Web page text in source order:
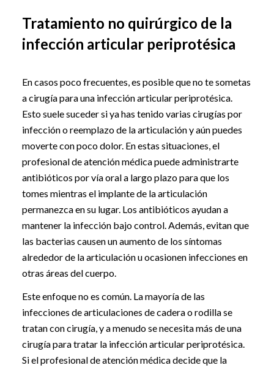
Tratamiento no quirúrgico de la
infección articular periprotésica
En casos poco frecuentes, es posible que no te sometas
a cirugía para una infección articular periprotésica.
Esto suele suceder si ya has tenido varias cirugías por
infección o reemplazo de la articulación y aún puedes
moverte con poco dolor. En estas situaciones, el
profesional de atención médica puede administrarte
antibióticos por vía oral a largo plazo para que los
tomes mientras el implante de la articulación
permanezca en su lugar. Los antibióticos ayudan a
mantener la infección bajo control. Además, evitan que
las bacterias causen un aumento de los síntomas
alrededor de la articulación u ocasionen infecciones en
otras áreas del cuerpo.
Este enfoque no es común. La mayoría de las
infecciones de articulaciones de cadera o rodilla se
tratan con cirugía, y a menudo se necesita más de una
cirugía para tratar la infección articular periprotésica.
Si el profesional de atención médica decide que la